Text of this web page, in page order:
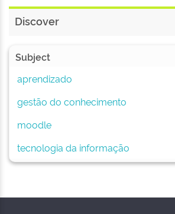
Discover
Subject
aprendizado
gestão do conhecimento
moodle
tecnologia da informação